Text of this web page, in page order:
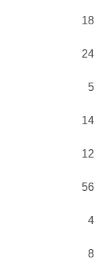
18
24
5
14
12
56
4
8